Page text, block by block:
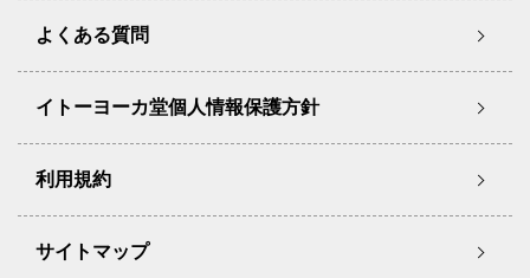
よくある質問
イトーヨーカ堂個人情報保護方針
利用規約
サイトマップ